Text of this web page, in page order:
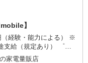
】
（経験・能力による） ※
給（規定あり） ゜
。・゜+゜ 入社祝い金10
家電量販店